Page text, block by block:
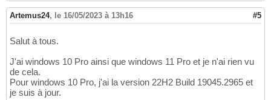
Artemus24, le 16/05/2023 à 13h16 #5
Salut à tous.
J'ai windows 10 Pro ainsi que windows 11 Pro et je n'ai rien vu
de cela.
Pour windows 10 Pro, j'ai la version 22H2 Build 19045.2965 et
je suis à jour.